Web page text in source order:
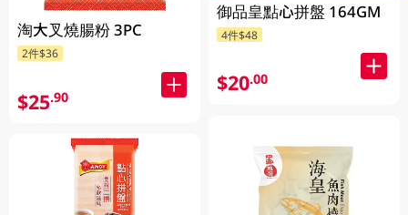
淘大叉燒腸粉 3PC
2件$36
$25.90
御品皇點心拼盤 164GM
4件$48
$20.00